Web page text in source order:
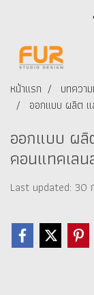
หน้าแรก บทควา
ออกแบบ ผลิต
ออกแบบ ผลิ
คอนแทคเล
Last updated: 30